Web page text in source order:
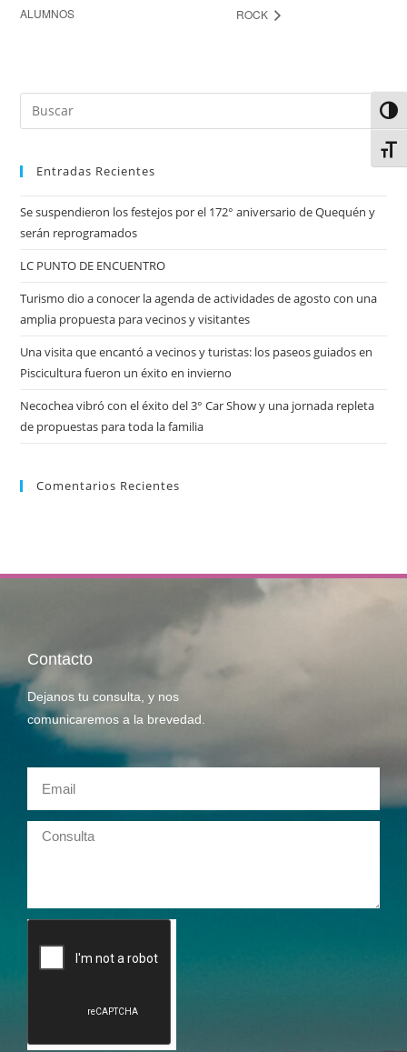
ALUMNOS ROCK
Entradas Recientes
Se suspendieron los festejos por el 172° aniversario de Quequén y
serán reprogramados
LC PUNTO DE ENCUENTRO
Turismo dio a conocer la agenda de actividades de agosto con una
amplia propuesta para vecinos y visitantes
Una visita que encantó a vecinos y turistas: los paseos guiados en
Piscicultura fueron un éxito en invierno
Necochea vibró con el éxito del 3° Car Show y una jornada repleta
de propuestas para toda la familia
Comentarios Recientes
Contacto
Dejanos tu consulta, y nos
comunicaremos a la brevedad.